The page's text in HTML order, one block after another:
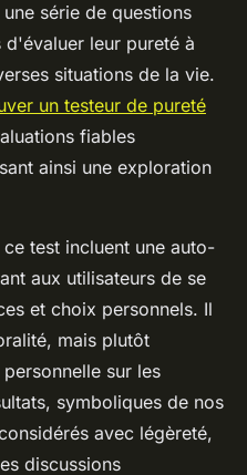
série de questions
leur pureté à
situations de la vie.
un testeur de pureté
fiables
ainsi une exploration
test incluent une auto-
aux utilisateurs de se
et choix personnels. Il
mais plutôt
sur les
symboliques de nos
avec légèreté,
discussions